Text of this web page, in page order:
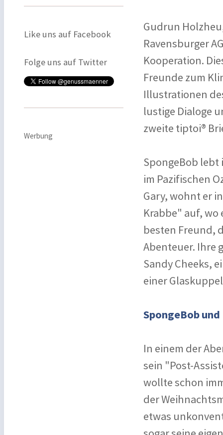
Like uns auf Facebook
Folge uns auf Twitter
Werbung
Gudrun
Ravensburger
Kooperation.
Freunde zum
Illustrationen
lustige Dialoge
zweite tiptoi®
SpongeBob lebt
im Pazifischen
Gary, wohnt er
Krabbe" auf, wo
besten Freund,
Abenteuer. Ihre
Sandy Cheeks,
einer
SpongeBob
In einem der
sein "Post-
wollte schon
der
etwas